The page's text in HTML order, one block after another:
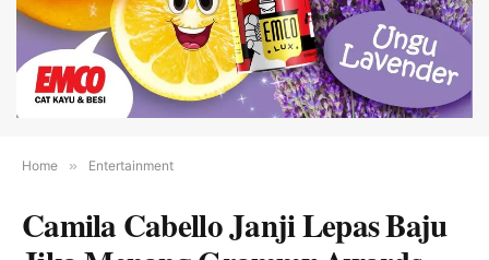
Home » Entertainment
Camila Cabello Janji Lepas Baju